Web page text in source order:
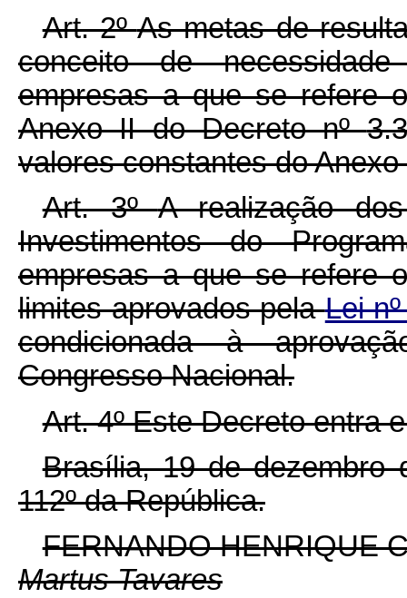
Art. 2ºAs metas de
conceito de
empresas a que se refere
Anexo II do Decreto nº
valores constantes do
Art. 3ºA realização
Investimentos do
empresas a que se refere
limites aprovados pelaLei
condicionada à
Congresso Nacional.
Art. 4º Este Decreto entra
Brasília, 19 de dezembro
112º da República.
FERNANDO HENRIQUE
Martus Tavares